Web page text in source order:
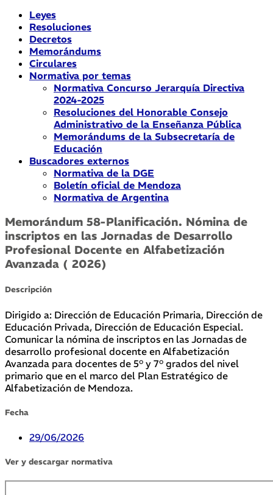
Leyes
Resoluciones
Decretos
Memorándums
Circulares
Normativa por temas
Normativa Concurso Jerarquía Directiva
2024-2025
Resoluciones del Honorable Consejo
Administrativo de la Enseñanza Pública
Memorándums de la Subsecretaría de
Educación
Buscadores externos
Normativa de la DGE
Boletín oficial de Mendoza
Normativa de Argentina
Memorándum 58-Planificación. Nómina de
inscriptos en las Jornadas de Desarrollo
Profesional Docente en Alfabetización
Avanzada ( 2026)
Descripción
Dirigido a: Dirección de Educación Primaria, Dirección de
Educación Privada, Dirección de Educación Especial.
Comunicar la nómina de inscriptos en las Jornadas de
desarrollo profesional docente en Alfabetización
Avanzada para docentes de 5° y 7° grados del nivel
primario que en el marco del Plan Estratégico de
Alfabetización de Mendoza.
Fecha
29/06/2026
Ver y descargar normativa